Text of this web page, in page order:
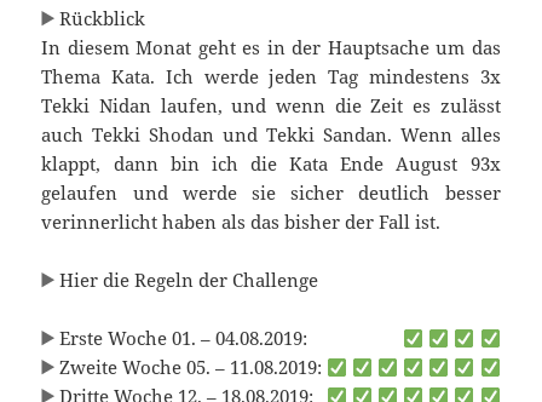
Rückblick
In diesem Monat geht es in der Hauptsache um das
Thema Kata. Ich werde jeden Tag mindestens 3x
Tekki Nidan laufen, und wenn die Zeit es zulässt
auch Tekki Shodan und Tekki Sandan. Wenn alles
klappt, dann bin ich die Kata Ende August 93x
gelaufen und werde sie sicher deutlich besser
verinnerlicht haben als das bisher der Fall ist.
Hier die Regeln der Challenge
Erste Woche 01. – 04.08.2019:
Zweite Woche 05. – 11.08.2019:
Dritte Woche 12. – 18.08.2019: